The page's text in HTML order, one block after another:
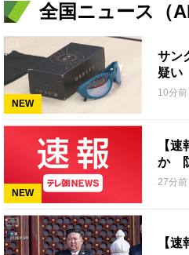
全国ニュース（
NEW
サン
疑い
10分前
NEW
【
か
27分前
【